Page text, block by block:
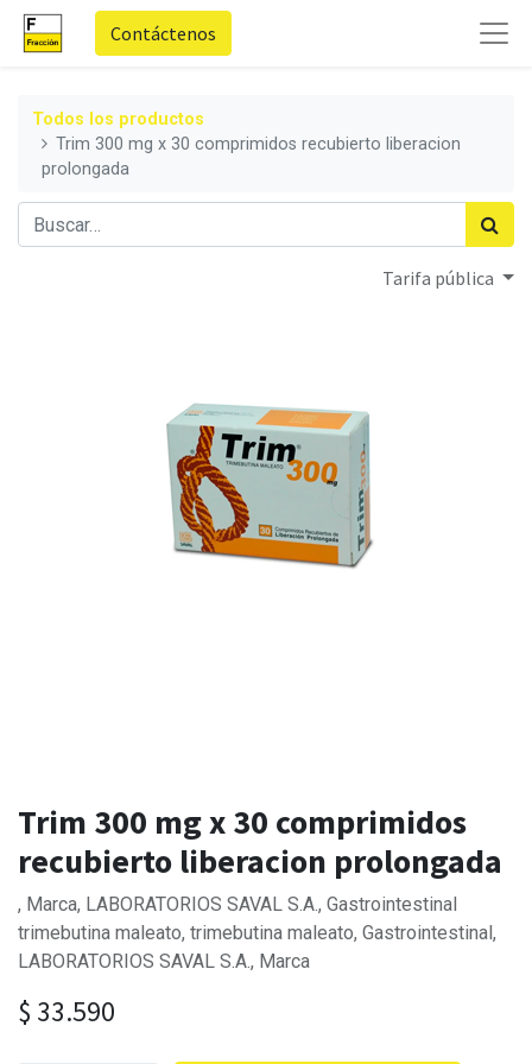
Contáctenos
Todos los productos
Trim 300 mg x 30 comprimidos recubierto liberacion
prolongada
Tarifa pública
Trim 300 mg x 30 comprimidos
recubierto liberacion prolongada
, Marca, LABORATORIOS SAVAL S.A., Gastrointestinal
trimebutina maleato, trimebutina maleato, Gastrointestinal,
LABORATORIOS SAVAL S.A., Marca
$ 33.590